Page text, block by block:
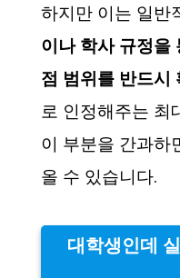
하지만 이는 일반
이나 학사 규정을
점 범위를 반드시
로 인정해주는 최
이 부분을 간과하
올 수 있습니다.
대학생인데